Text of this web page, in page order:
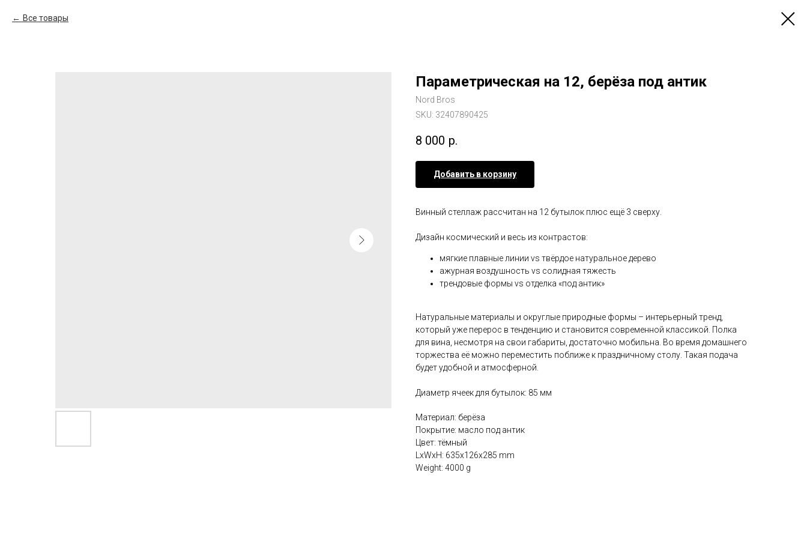
Все товары
Параметрическая на 12, берёза под антик
Nord Bros
SKU: 32407890425
8 000 р.
Добавить в корзину
Винный стеллаж рассчитан на 12 бутылок плюс ещё 3 сверху.
Дизайн космический и весь из контрастов:
мягкие плавные линии vs твёрдое натуральное дерево
ажурная воздушность vs солидная тяжесть
трендовые формы vs отделка «под антик»
Натуральные материалы и округлые природные формы – интерьерный тренд,
который уже перерос в тенденцию и становится современной классикой. Полка
для вина, несмотря на свои габариты, достаточно мобильна. Во время домашнего
торжества её можно переместить поближе к праздничному столу. Такая подача
будет удобной и атмосферной.
Диаметр ячеек для бутылок: 85 мм
Материал: берёза
Покрытие: масло под антик
Цвет: тёмный
LxWxH: 635x126x285 mm
Weight: 4000 g